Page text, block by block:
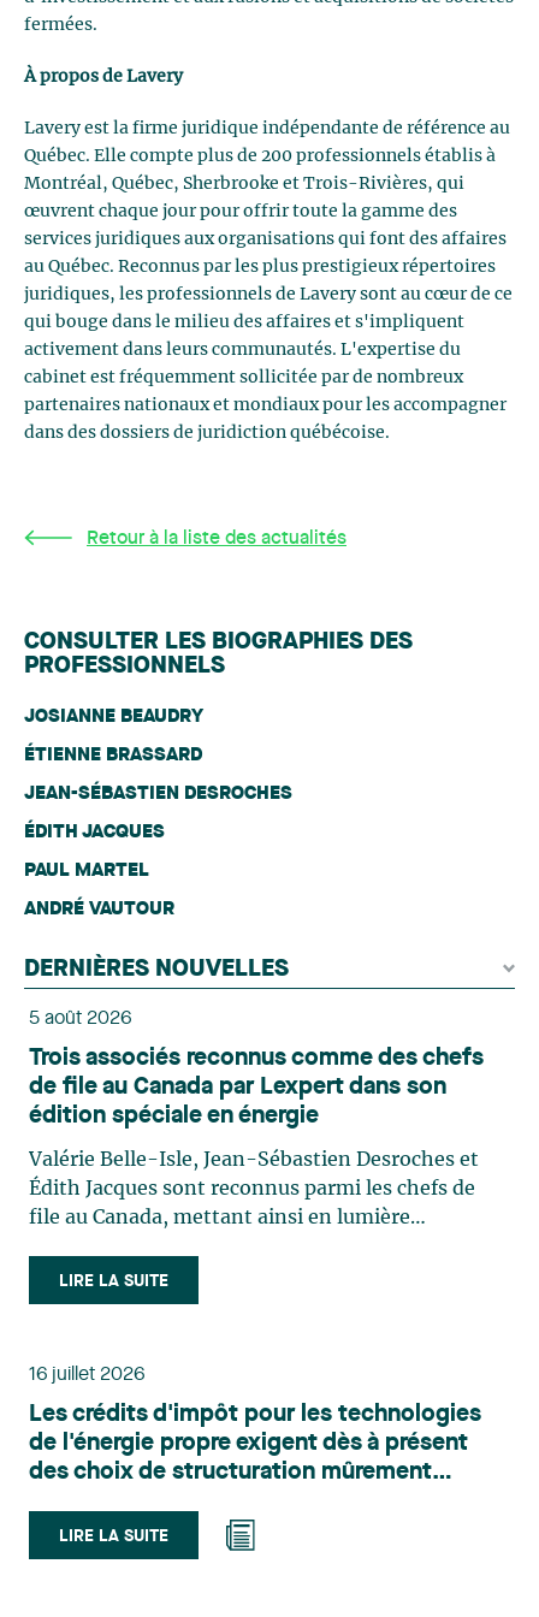
fermées.
À propos de Lavery
Lavery est la firme juridique indépendante de référence au
Québec. Elle compte plus de 200 professionnels établis à
Montréal, Québec, Sherbrooke et Trois-Rivières, qui
œuvrent chaque jour pour offrir toute la gamme des
services juridiques aux organisations qui font des affaires
au Québec. Reconnus par les plus prestigieux répertoires
juridiques, les professionnels de Lavery sont au cœur de ce
qui bouge dans le milieu des affaires et s'impliquent
activement dans leurs communautés. L'expertise du
cabinet est fréquemment sollicitée par de nombreux
partenaires nationaux et mondiaux pour les accompagner
dans des dossiers de juridiction québécoise.
Retour à la liste des actualités
CONSULTER LES BIOGRAPHIES DES
PROFESSIONNELS
JOSIANNE BEAUDRY
ÉTIENNE BRASSARD
JEAN-SÉBASTIEN DESROCHES
ÉDITH JACQUES
PAUL MARTEL
ANDRÉ VAUTOUR
DERNIÈRES NOUVELLES
5 août 2026
Trois associés reconnus comme des chefs
de file au Canada par Lexpert dans son
édition spéciale en énergie
Valérie Belle-Isle, Jean-Sébastien Desroches et
Édith Jacques sont reconnus parmi les chefs de
file au Canada, mettant ainsi en lumière
le domaine du droit des technologies. Valérie
Belle-Isle est associée au sein du groupe de droit
principalement sur le droit de l’environnement,
du territoire. Elle conseille et représente une
clientèle publique et privée dans le cadre d’enjeux
touchant notamment les obligations
et de permis, l’application et la contestation de
règlements d’urbanisme, ainsi que les dossiers
LIRE LA SUITE
16 juillet 2026
Les crédits d'impôt pour les technologies
de l'énergie propre exigent dès à présent
des choix de structuration mûrement
LIRE LA SUITE